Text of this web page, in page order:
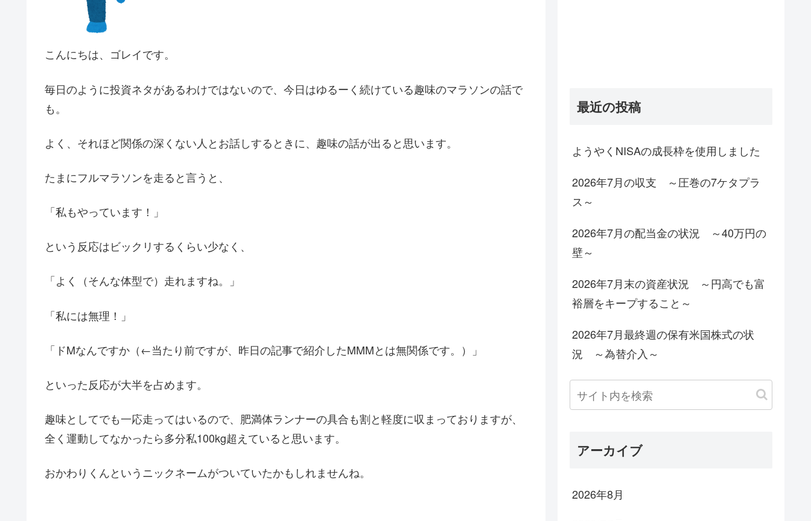
こんにちは、ゴレイです。
毎日のように投資ネタがあるわけではないので、今日はゆるーく続けている趣味のマラソンの話で
も。
よく、それほど関係の深くない人とお話しするときに、趣味の話が出ると思います。
たまにフルマラソンを走ると言うと、
「私もやっています！」
という反応はビックリするくらい少なく、
「よく（そんな体型で）走れますね。」
「私には無理！」
「ドMなんですか（←当たり前ですが、昨日の記事で紹介したMMMとは無関係です。）」
といった反応が大半を占めます。
趣味としてでも一応走ってはいるので、肥満体ランナーの具合も割と軽度に収まっておりますが、
全く運動してなかったら多分私100kg超えていると思います。
おかわりくんというニックネームがついていたかもしれませんね。
最近の投稿
ようやくNISAの成長枠を使用しました
2026年7月の収支 ～圧巻の7ケタプラ
ス～
2026年7月の配当金の状況 ～40万円の
壁～
2026年7月末の資産状況 ～円高でも富
裕層をキープすること～
2026年7月最終週の保有米国株式の状
況 ～為替介入～
アーカイブ
2026年8月